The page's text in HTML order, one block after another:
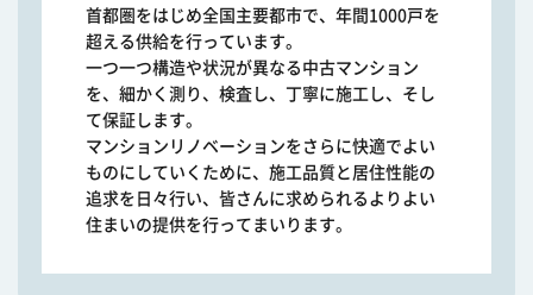
首都圏をはじめ全国主要都市で、年間1000戸を
超える供給を行っています。
一つ一つ構造や状況が異なる中古マンション
を、細かく測り、検査し、丁寧に施工し、そし
て保証します。
マンションリノベーションをさらに快適でよい
ものにしていくために、施工品質と居住性能の
追求を日々行い、皆さんに求められるよりよい
住まいの提供を行ってまいります。